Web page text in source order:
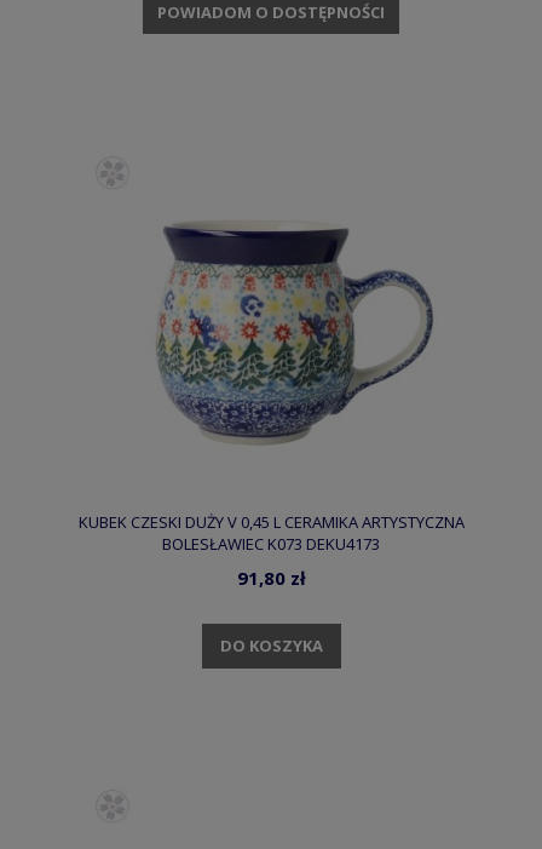
POWIADOM O DOSTĘPNOŚCI
KUBEK CZESKI DUŻY V 0,45 L CERAMIKA ARTYSTYCZNA
BOLESŁAWIEC K073 DEKU4173
91,80 zł
DO KOSZYKA